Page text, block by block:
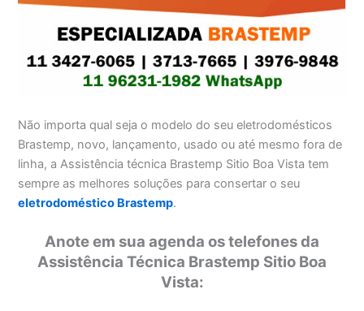
Não importa qual seja o modelo do seu eletrodomésticos
Brastemp, novo, lançamento, usado ou até mesmo fora de
linha, a Assistência técnica Brastemp Sitio Boa Vista tem
sempre as melhores soluções para consertar o seu
eletrodoméstico Brastemp.
Anote em sua agenda os telefones da
Assistência Técnica Brastemp Sitio Boa
Vista: